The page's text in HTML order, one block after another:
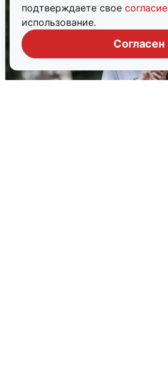
подтверждаете свое согласие
использование.
Согласен